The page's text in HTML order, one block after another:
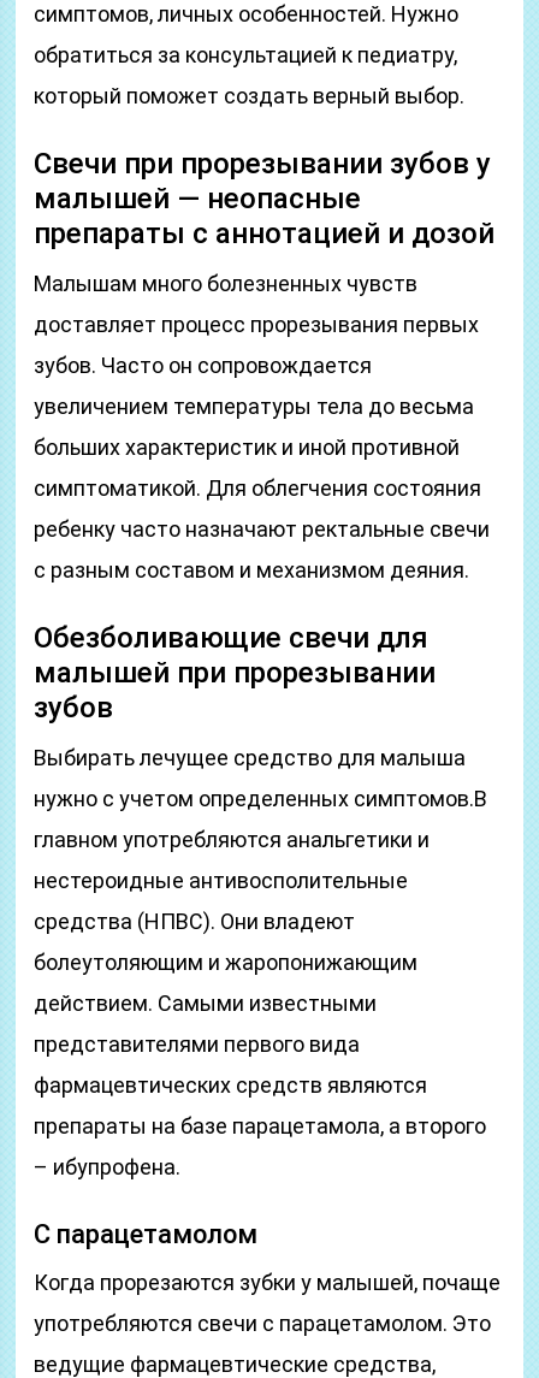
симптомов, личных особенностей. Нужно
обратиться за консультацией к педиатру,
который поможет создать верный выбор.
Свечи при прорезывании зубов у
малышей — неопасные
препараты с аннотацией и дозой
Малышам много болезненных чувств
доставляет процесс прорезывания первых
зубов. Часто он сопровождается
увеличением температуры тела до весьма
больших характеристик и иной противной
симптоматикой. Для облегчения состояния
ребенку часто назначают ректальные свечи
с разным составом и механизмом деяния.
Обезболивающие свечи для
малышей при прорезывании
зубов
Выбирать лечущее средство для малыша
нужно с учетом определенных симптомов.В
главном употребляются анальгетики и
нестероидные антивосполительные
средства (НПВС). Они владеют
болеутоляющим и жаропонижающим
действием. Самыми известными
представителями первого вида
фармацевтических средств являются
препараты на базе парацетамола, а второго
– ибупрофена.
С парацетамолом
Когда прорезаются зубки у малышей, почаще
употребляются свечи с парацетамолом. Это
ведущие фармацевтические средства,